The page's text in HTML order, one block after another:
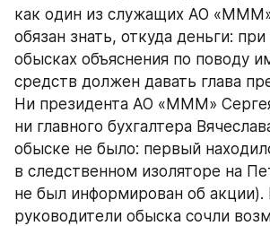
как один из служащих АО
обязан знать, откуда деньги:
обысках объяснения по поводу
средств должен давать глава
Ни президента АО «МММ»
ни главного бухгалтера
обыске не было: первый
в следственном изоляторе на
не был информирован об
руководители обыска сочли